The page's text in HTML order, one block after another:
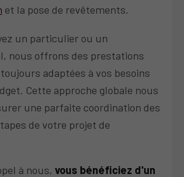
et la pose de revêtements.
un particulier ou un
nous offrons des prestations
adaptées à vos besoins
Cette approche globale nous
une parfaite coordination des
de votre projet de
à nous, vous bénéficiez d'un